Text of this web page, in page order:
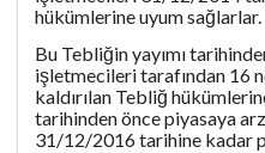
hükümlerine uyum sağlarlar.
Bu Tebliğin yayımı
işletmecileri tarafından 16
kaldırılan Tebliğ
tarihinden önce piyasaya
31/12/2016 tarihine kadar